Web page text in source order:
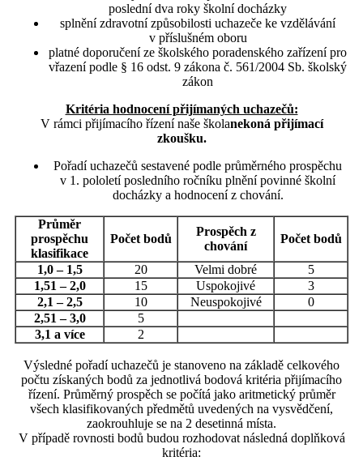
poslední dva roky školní docházky
splnění zdravotní způsobilosti uchazeče ke vzdělávání
v příslušném oboru
platné doporučení ze školského poradenského zařízení pro
vřazení podle § 16 odst. 9 zákona č. 561/2004 Sb. školský
zákon
Kritéria hodnocení přijímaných uchazečů:
V rámci přijímacího řízení naše školanekoná přijímací
zkoušku.
Pořadí uchazečů sestavené podle průměrného prospěchu
v 1. pololetí posledního ročníku plnění povinné školní
docházky a hodnocení z chování.
Průměr
prospěchu
klasifikace
Počet bodů
Prospěch z
chování
Počet bodů
1,0 – 1,5 20 Velmi dobré
5
1,51 – 2,0
15 Uspokojivé
3
2,1 – 2,5
10 Neuspokojivé
0
2,51 – 3,0
5
3,1 a více
2
Výsledné pořadí uchazečů je stanoveno na základě celkového
počtu získaných bodů za jednotlivá bodová kritéria přijímacího
řízení. Průměrný prospěch se počítá jako aritmetický průměr
všech klasifikovaných předmětů uvedených na vysvědčení,
zaokrouhluje se na 2 desetinná místa.
V případě rovnosti bodů budou rozhodovat následná doplňková
kritéria: